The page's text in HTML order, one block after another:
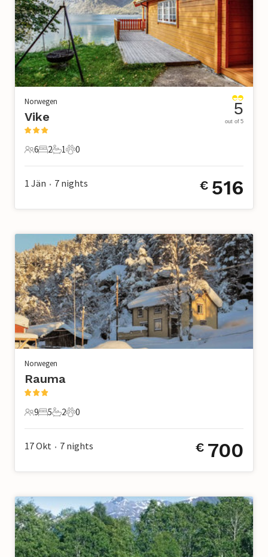
Norwegen
Vike
6 Gäste
6
2 Schlafzimmer
2
1 Badezimmer
1
0 Haustiere
0
5
out of 5
1 Jän • 7 nights € 516
Norwegen
Rauma
9 Gäste
9
5 Schlafzimmer
5
2 Badezimmer
2
0 Haustiere
0
17 Okt • 7 nights € 700